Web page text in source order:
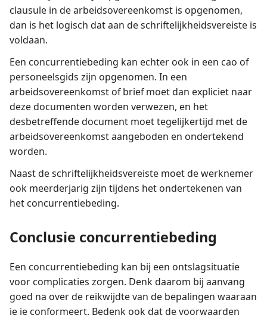
clausule in de arbeidsovereenkomst is opgenomen,
dan is het logisch dat aan de schriftelijkheidsvereiste is
voldaan.
Een concurrentiebeding kan echter ook in een cao of
personeelsgids zijn opgenomen. In een
arbeidsovereenkomst of brief moet dan expliciet naar
deze documenten worden verwezen, en het
desbetreffende document moet tegelijkertijd met de
arbeidsovereenkomst aangeboden en ondertekend
worden.
Naast de schriftelijkheidsvereiste moet de werknemer
ook meerderjarig zijn tijdens het ondertekenen van
het concurrentiebeding.
Conclusie concurrentiebeding
Een concurrentiebeding kan bij een ontslagsituatie
voor complicaties zorgen. Denk daarom bij aanvang
goed na over de reikwijdte van de bepalingen waaraan
je je conformeert. Bedenk ook dat de voorwaarden